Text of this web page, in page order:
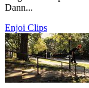
Dann...
Enjoi Clips